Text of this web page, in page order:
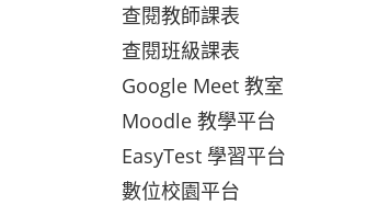
查閱教師課表
查閱班級課表
Google Meet 教室
Moodle 教學平台
EasyTest 學習平台
數位校園平台